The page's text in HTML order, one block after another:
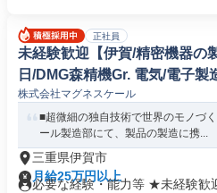
正社員
未経験歓迎【伊賀/精密機器の
日/DMG森精機Gr. 電気/電子
ネージャー
株式会社マグネスケール
■超微細の独自技術で世界のモノづ
ール製造部にて、製品の製造に携...
三重県伊賀市
月給25万円以上
必要な経験・能力等 ★未経験歓